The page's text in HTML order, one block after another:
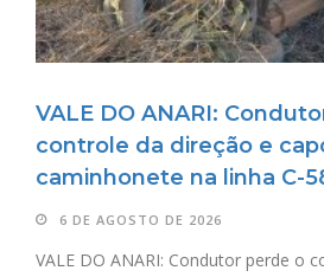
VALE DO ANARI:
controle da direção e
caminhonete na linha C-
6 DE AGOSTO DE 2026
VALE DO ANARI: Condutor perde o